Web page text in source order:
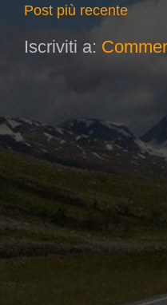
Post più recente
Iscriviti a: